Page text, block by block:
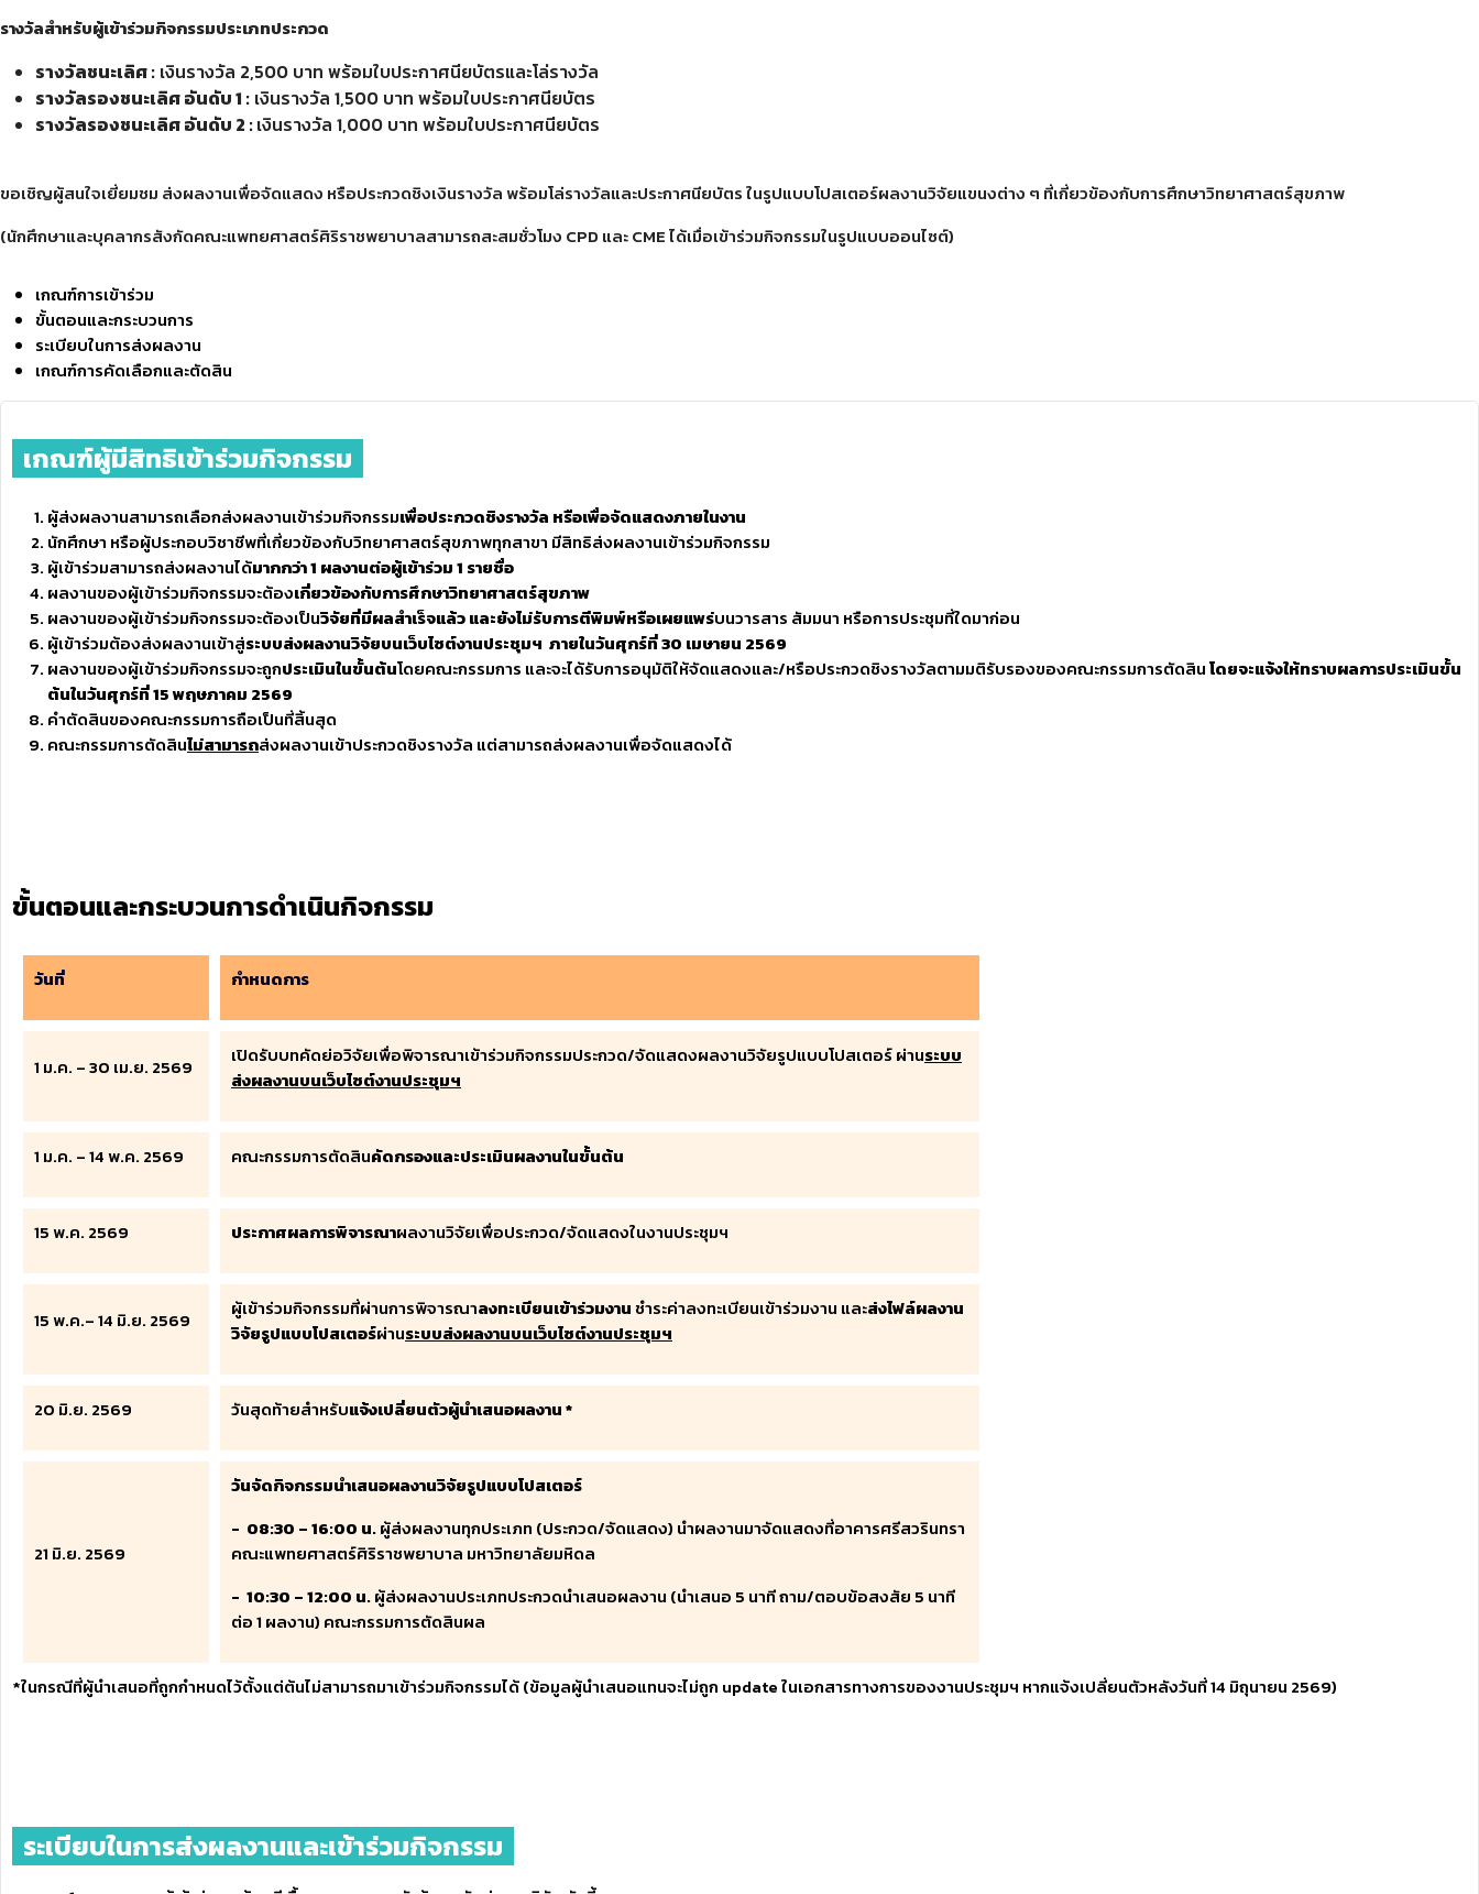
รางวัลสำหรับผู้เข้าร่วมกิจกรรมประเภทประกวด
รางวัลชนะเลิศ : เงินรางวัล 2,500 บาท พร้อมใบประกาศนียบัตรและโล่รางวัล
รางวัลรองชนะเลิศ อันดับ 1 : เงินรางวัล 1,500 บาท พร้อมใบประกาศนียบัตร
รางวัลรองชนะเลิศ อันดับ 2 :เงินรางวัล 1,000 บาท พร้อมใบประกาศนียบัตร
ขอเชิญผู้สนใจเยี่ยมชม ส่งผลงานเพื่อจัดแสดง หรือประกวดชิงเงินรางวัล พร้อมโล่รางวัลและประกาศนียบัตร ในรูปแบบโปสเตอร์ผลงานวิจัยแขนงต่าง ๆ ที่เกี่ยวข้องกับการศึกษาวิทยาศาสตร์สุขภาพ
(นักศึกษาและบุคลากรสังกัดคณะแพทยศาสตร์ศิริราชพยาบาลสามารถสะสมชั่วโมง CPD และ CME ได้เมื่อเข้าร่วมกิจกรรมในรูปแบบออนไซต์)
เกณฑ์การเข้าร่วม
ขั้นตอนและกระบวนการ
ระเบียบในการส่งผลงาน
เกณฑ์การคัดเลือกและตัดสิน
เกณฑ์ผู้มีสิทธิเข้าร่วมกิจกรรม
ผู้ส่งผลงานสามารถเลือกส่งผลงานเข้าร่วมกิจกรรมเพื่อประกวดชิงรางวัล หรือเพื่อจัดแสดงภายในงาน
นักศึกษา หรือผู้ประกอบวิชาชีพที่เกี่ยวข้องกับวิทยาศาสตร์สุขภาพทุกสาขา มีสิทธิส่งผลงานเข้าร่วมกิจกรรม
ผู้เข้าร่วมสามารถส่งผลงานได้มากกว่า1 ผลงานต่อผู้เข้าร่วม1 รายชื่อ
ผลงานของผู้เข้าร่วมกิจกรรมจะต้องเกี่ยวข้องกับการศึกษาวิทยาศาสตร์สุขภาพ
ผลงานของผู้เข้าร่วมกิจกรรมจะต้องเป็นวิจัยที่มีผลสำเร็จแล้ว และยังไม่รับการตีพิมพ์หรือเผยแพร่บนวารสาร สัมมนา หรือการประชุมที่ใดมาก่อน
ผู้เข้าร่วมต้องส่งผลงานเข้าสู่ระบบส่งผลงานวิจัยบนเว็บไซต์งานประชุมฯ ภายในวันศุกร์ที่30 เมษายน 2569
ผลงานของผู้เข้าร่วมกิจกรรมจะถูกประเมินในขั้นต้นโดยคณะกรรมการ และจะได้รับการอนุมัติให้จัดแสดงและ/หรือประกวดชิงรางวัลตามมติรับรองของคณะกรรมการตัดสินโดยจะแจ้งให้ทราบผลการประเมินขั้น
ต้นในวันศุกร์ที่15พฤษภาคม 2569
คำตัดสินของคณะกรรมการถือเป็นที่สิ้นสุด
คณะกรรมการตัดสินไม่สามารถส่งผลงานเข้าประกวดชิงรางวัล แต่สามารถส่งผลงานเพื่อจัดแสดงได้
ขั้นตอนและกระบวนการดำเนินกิจกรรม
วันที่ กำหนดการ
1 ม.ค. – 30 เม.ย. 2569 เปิดรับบทคัดย่อวิจัยเพื่อพิจารณาเข้าร่วมกิจกรรมประกวด/จัดแสดงผลงานวิจัยรูปแบบโปสเตอร์ ผ่านระบบ
ส่งผลงานบนเว็บไซต์งานประชุมฯ
1 ม.ค. – 14 พ.ค. 2569 คณะกรรมการตัดสินคัดกรองและประเมินผลงานในขั้นต้น
15 พ.ค. 2569 ประกาศผลการพิจารณาผลงานวิจัยเพื่อประกวด/จัดแสดงในงานประชุมฯ
15 พ.ค.– 14 มิ.ย. 2569 ผู้เข้าร่วมกิจกรรมที่ผ่านการพิจารณาลงทะเบียนเข้าร่วมงาน ชำระค่าลงทะเบียนเข้าร่วมงาน และส่งไฟล์ผลงาน
วิจัยรูปแบบโปสเตอร์ผ่านระบบส่งผลงานบนเว็บไซต์งานประชุมฯ
20 มิ.ย. 2569 วันสุดท้ายสำหรับแจ้งเปลี่ยนตัวผู้นำเสนอผลงาน*
21 มิ.ย. 2569
วันจัดกิจกรรมนำเสนอผลงานวิจัยรูปแบบโปสเตอร์
- 08:30 – 16:00 น.ผู้ส่งผลงานทุกประเภท (ประกวด/จัดแสดง) นำผลงานมาจัดแสดงที่อาคารศรีสวรินทรา
คณะแพทยศาสตร์ศิริราชพยาบาล มหาวิทยาลัยมหิดล
- 10:30 – 12:00 น.ผู้ส่งผลงานประเภทประกวดนำเสนอผลงาน (นำเสนอ 5 นาที ถาม/ตอบข้อสงสัย 5 นาที
ต่อ 1 ผลงาน) คณะกรรมการตัดสินผล
*ในกรณีที่ผู้นำเสนอที่ถูกกำหนดไว้ตั้งแต่ต้นไม่สามารถมาเข้าร่วมกิจกรรมได้ (ข้อมูลผู้นำเสนอแทนจะไม่ถูก update ในเอกสารทางการของงานประชุมฯ หากแจ้งเปลี่ยนตัวหลังวันที่ 14 มิถุนายน 2569)
ระเบียบในการส่งผลงานและเข้าร่วมกิจกรรม